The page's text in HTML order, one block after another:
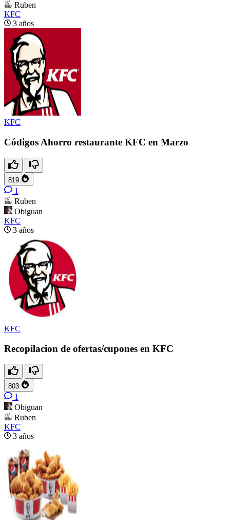
Ruben
KFC
3 años
KFC
Códigos Ahorro restaurante KFC en Marzo
819
1
Ruben
Obiguan
KFC
3 años
KFC
Recopilacion de ofertas/cupones en KFC
803
1
Obiguan
Ruben
KFC
3 años